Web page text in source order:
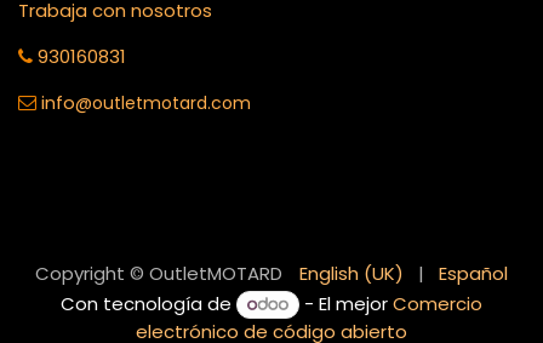
Trabaja con nosotros
930160831
info@outletmotard.com
Copyright © OutletMOTARD English (UK) |
Español
Con tecnología de
- El mejorComercio
electrónico de código abierto